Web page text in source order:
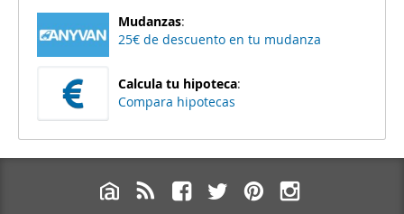
Mudanzas:
25€ de descuento en tu mudanza
Calcula tu hipoteca:
Compara hipotecas